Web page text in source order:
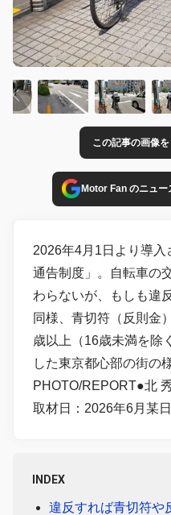
この記事の画像を
Motor Fan のニュ
2026年4月1日より導入
通告制度」。自転車の
わらないが、もしも違
同様、青切符（反則金
歳以上（16歳未満を除
した東京都心部の街の
PHOTO/REPORT●北
取材日：2026年6月某日
INDEX
違反すれば青切符や